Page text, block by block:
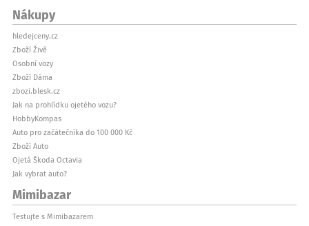
Nákupy
hledejceny.cz
Zboží Živě
Osobní vozy
Zboží Dáma
zbozi.blesk.cz
Jak na prohlídku ojetého vozu?
HobbyKompas
Auto pro začátečníka do 100 000 Kč
Zboží Auto
Ojetá Škoda Octavia
Jak vybrat auto?
Mimibazar
Testujte s Mimibazarem